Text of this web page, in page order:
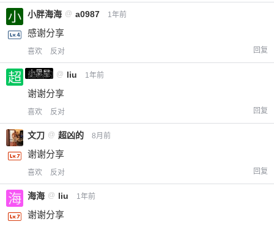
小胖海海 @ a0987 1年前
感谢分享
喜欢 反对 回复
小黑屋
超凶的 @ liu 1年前
谢谢分享
喜欢 反对 回复
文刀 @ 超凶的 8月前
谢谢分享
喜欢 反对 回复
海海 @ liu 1年前
谢谢分享